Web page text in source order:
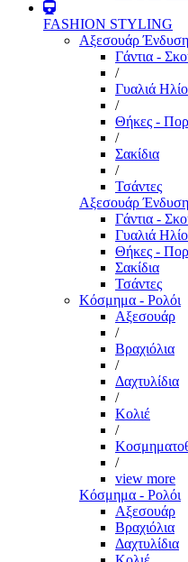
FASHION STYLING
Αξεσουάρ
Γάντια -
/
Γυαλιά
/
Θήκες -
/
Σακίδια
/
Τσάντες
Αξεσουάρ
Γάντια -
Γυαλιά
Θήκες -
Σακίδια
Τσάντες
Κόσμημα - Ρολόι
Αξεσουάρ
/
Βραχιόλια
/
Δαχτυλίδια
/
Κολιέ
/
/
view more
Κόσμημα - Ρολόι
Αξεσουάρ
Βραχιόλια
Δαχτυλίδια